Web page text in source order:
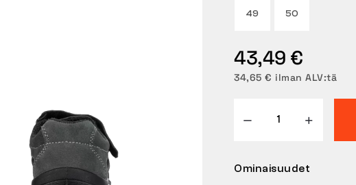
49 50
43,49 €
34,65 € ilman ALV:tä
Ominaisuudet